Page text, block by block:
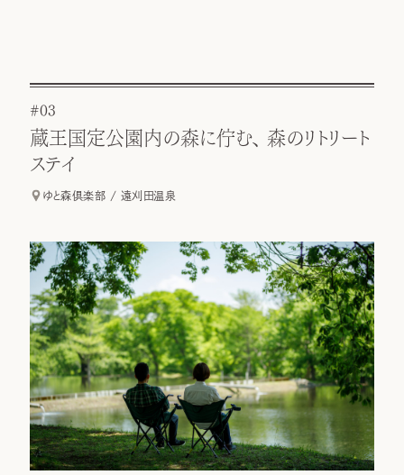
#03
蔵王国定公園内の森に佇む、 森のリトリート
ステイ
ゆと森倶楽部 / 遠刈田温泉